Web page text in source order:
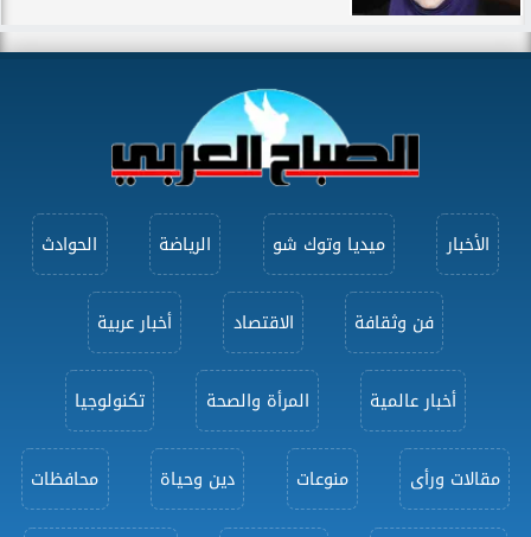
الأخبار ميديا وتوك شو الرياضة الحوادث
فن وثقافة الاقتصاد أخبار عربية
أخبار عالمية المرأة والصحة تكنولوجيا
مقالات ورأى منوعات دين وحياة محافظات